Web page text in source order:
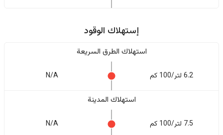
إستهلاك الوقود
استهلاك الطرق السريعة
6.2 لتر/100 كم N/A
استهلاك المدينة
7.5 لتر/100 كم N/A